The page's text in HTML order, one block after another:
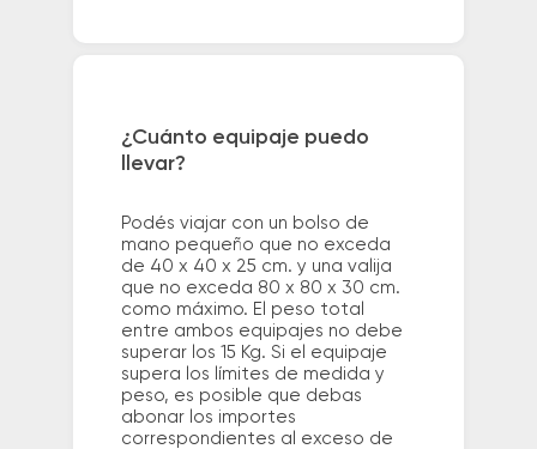
¿Cuánto equipaje puedo
llevar?
Podés viajar con un bolso de
mano pequeño que no exceda
de 40 x 40 x 25 cm. y una valija
que no exceda 80 x 80 x 30 cm.
como máximo. El peso total
entre ambos equipajes no debe
superar los 15 Kg. Si el equipaje
supera los límites de medida y
peso, es posible que debas
abonar los importes
correspondientes al exceso de